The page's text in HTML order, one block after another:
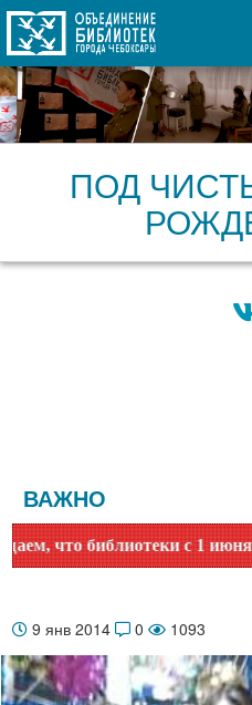
ПОД
ВАЖНО
библиотеки с 1 июня
9 янв 2014 0 1093